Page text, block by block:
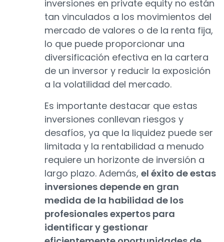
inversiones en private equity no están
tan vinculados a los movimientos del
mercado de valores o de la renta fija,
lo que puede proporcionar una
diversificación efectiva en la cartera
de un inversor y reducir la exposición
a la volatilidad del mercado.
Es importante destacar que estas
inversiones conllevan riesgos y
desafíos, ya que la liquidez puede ser
limitada y la rentabilidad a menudo
requiere un horizonte de inversión a
largo plazo. Además, el éxito de estas
inversiones depende en gran
medida de la habilidad de los
profesionales expertos para
identificar y gestionar